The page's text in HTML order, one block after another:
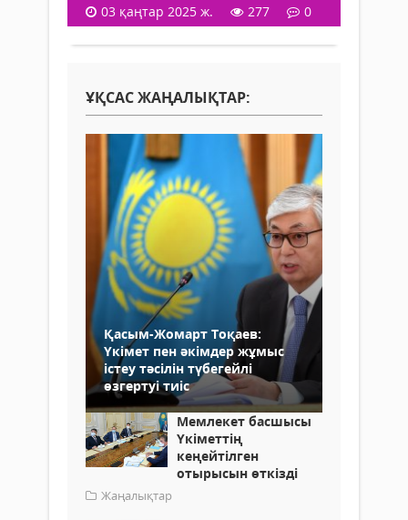
03 қаңтар 2025 ж.
277 0
ҰҚСАС ЖАҢАЛЫҚТАР:
Қасым-Жомарт Тоқаев:
Үкімет пен әкімдер жұмыс
істеу тәсілін түбегейлі
өзгертуі тиіс
Мемлекет басшысы
Үкіметтің
кеңейтілген
отырысын өткізді
Жаңалықтар